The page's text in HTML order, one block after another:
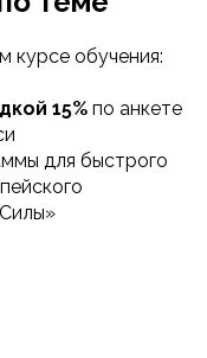
курсе обучения:
15% по анкете
для быстрого